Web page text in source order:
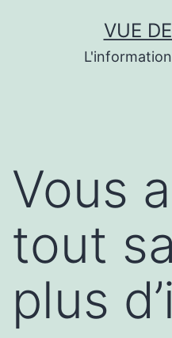
VUE
Vous
tout
plus